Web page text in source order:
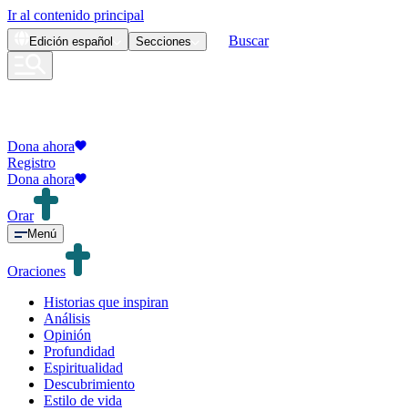
Ir al contenido principal
Edición español Secciones Buscar
Dona ahora
Registro
Dona ahora
Orar
Menú
Oraciones
Historias que inspiran
Análisis
Opinión
Profundidad
Espiritualidad
Descubrimiento
Estilo de vida